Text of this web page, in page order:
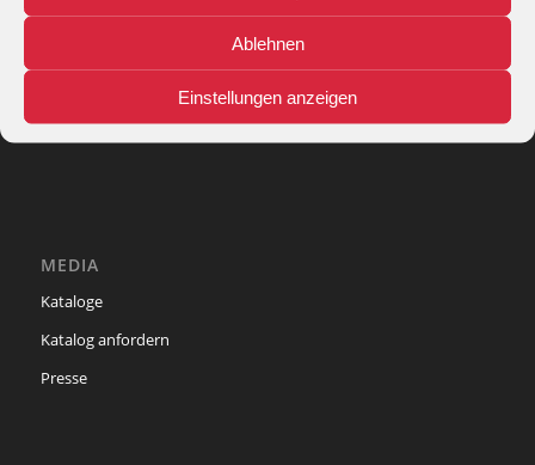
Ablehnen
Einstellungen anzeigen
Teppich-Lexikon
MEDIA
Kataloge
Katalog anfordern
Presse